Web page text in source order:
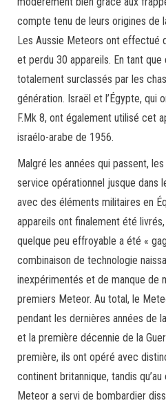
compte tenu de leurs origines de
Les Aussie Meteors ont effectué
et perdu 30 appareils. En tant
totalement surclassés par les
génération. Israël et l’Égypte, qui
F.Mk 8, ont également utilisé cet
israélo-arabe de 1956.
Malgré les années qui passent,
service opérationnel jusque dans
avec des éléments militaires en
appareils ont finalement été
quelque peu effroyable a été «
combinaison de technologie
inexpérimentés et de manque de
premiers Meteor. Au total, le
pendant les dernières années de
et la première décennie de la
première, ils ont opéré avec
continent britannique, tandis
Meteor a servi de bombardier